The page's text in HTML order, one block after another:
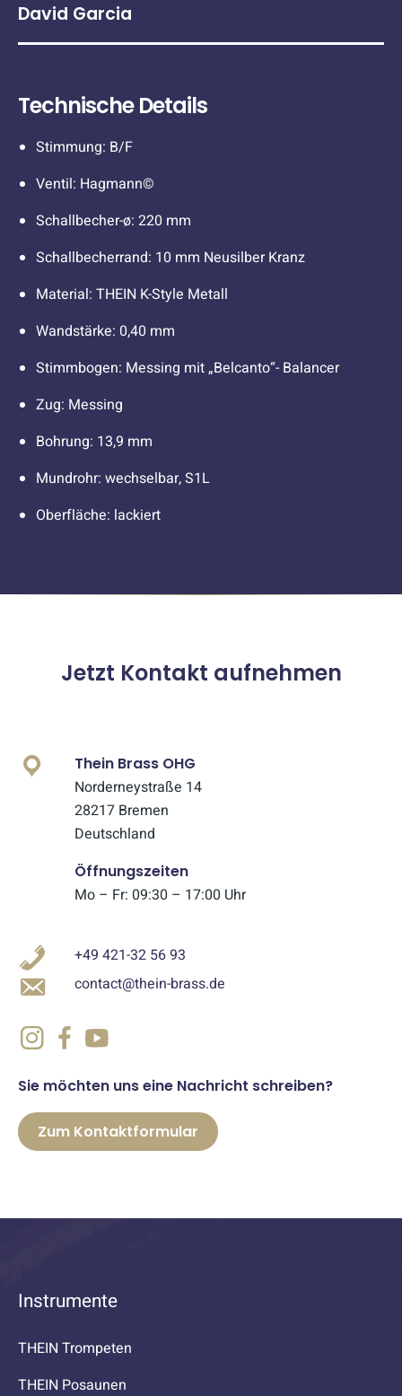
David Garcia
Technische Details
Stimmung: B/F
Ventil: Hagmann©
Schallbecher-ø: 220 mm
Schallbecherrand: 10 mm Neusilber Kranz
Material: THEIN K-Style Metall
Wandstärke: 0,40 mm
Stimmbogen: Messing mit „Belcanto“- Balancer
Zug: Messing
Bohrung: 13,9 mm
Mundrohr: wechselbar, S1L
Oberfläche: lackiert
Jetzt Kontakt aufnehmen
Thein Brass OHG
Norderneystraße 14
28217 Bremen
Deutschland
Öffnungszeiten
Mo – Fr: 09:30 – 17:00 Uhr
+49 421-32 56 93
contact@thein-brass.de
Sie möchten uns eine Nachricht schreiben?
Zum Kontaktformular
Instrumente
THEIN Trompeten
THEIN Posaunen